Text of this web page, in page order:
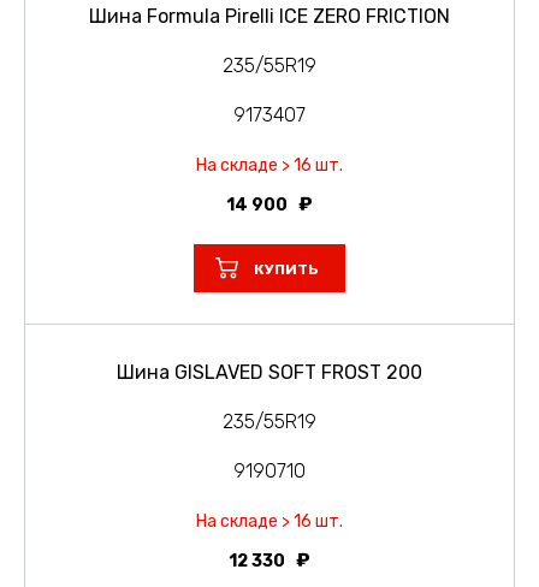
Шина Formula Pirelli ICE ZERO FRICTION
235/55R19
9173407
На складе > 16 шт.
14 900
КУПИТЬ
Шина GISLAVED SOFT FROST 200
235/55R19
9190710
На складе > 16 шт.
12 330